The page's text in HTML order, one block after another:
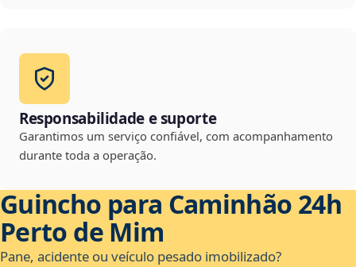
Responsabilidade e suporte
Garantimos um serviço confiável, com acompanhamento
durante toda a operação.
Guincho para Caminhão 24h
Perto de Mim
Pane, acidente ou veículo pesado imobilizado?